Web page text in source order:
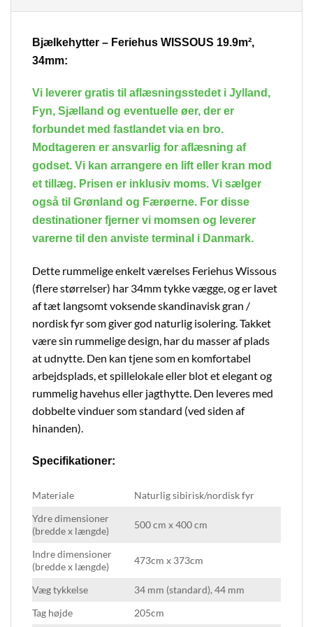
Bjælkehytter – Feriehus WISSOUS 19.9m²,
34mm:
Vi leverer gratis til aflæsningsstedet i Jylland,
Fyn, Sjælland og eventuelle øer, der er
forbundet med fastlandet via en bro.
Modtageren er ansvarlig for aflæsning af
godset. Vi kan arrangere en lift eller kran mod
et tillæg. Prisen er inklusiv moms. Vi sælger
også til Grønland og Færøerne. For disse
destinationer fjerner vi momsen og leverer
varerne til den anviste terminal i Danmark.
Dette rummelige enkelt værelses Feriehus Wissous
(flere størrelser) har 34mm tykke vægge, og er lavet
af tæt langsomt voksende skandinavisk gran /
nordisk fyr som giver god naturlig isolering. Takket
være sin rummelige design, har du masser af plads
at udnytte. Den kan tjene som en komfortabel
arbejdsplads, et spillelokale eller blot et elegant og
rummelig havehus eller jagthytte. Den leveres med
dobbelte vinduer som standard (ved siden af
hinanden).
Specifikationer:
Materiale
Naturlig sibirisk/nordisk fyr
Ydre dimensioner
(bredde x længde)
500 cm x 400 cm
Indre dimensioner
(bredde x længde)
473cm x 373cm
Væg tykkelse
34 mm (standard), 44 mm
Tag højde
205cm